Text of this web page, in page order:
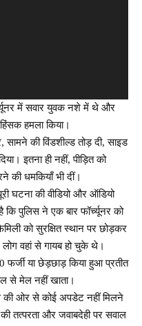
में सवार युवक नशे में थे और
हमला किया।
सामने की विंडशील्ड तोड़ दी, साइड
इतना ही नहीं, पीड़ित को
की धमकियाँ भी दीं।
घटना की वीडियो और ऑडियो
है कि पुलिस ने एक बार फॉर्च्यूनर को
को सुरक्षित स्थान पर छोड़कर
वहां से गायब हो चुके थे।
या छेड़छाड़ किया हुआ प्रतीत
से मेल नहीं खाता।
की ओर से कोई अपडेट नहीं मिलने
तत्परता और जवाबदेही पर सवाल